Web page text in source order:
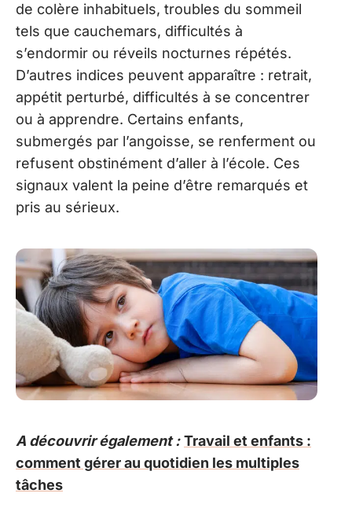
de colère inhabituels, troubles du sommeil
tels que cauchemars, difficultés à
s’endormir ou réveils nocturnes répétés.
D’autres indices peuvent apparaître : retrait,
appétit perturbé, difficultés à se concentrer
ou à apprendre. Certains enfants,
submergés par l’angoisse, se renferment ou
refusent obstinément d’aller à l’école. Ces
signaux valent la peine d’être remarqués et
pris au sérieux.
A découvrir également : Travail et enfants :
comment gérer au quotidien les multiples
tâches